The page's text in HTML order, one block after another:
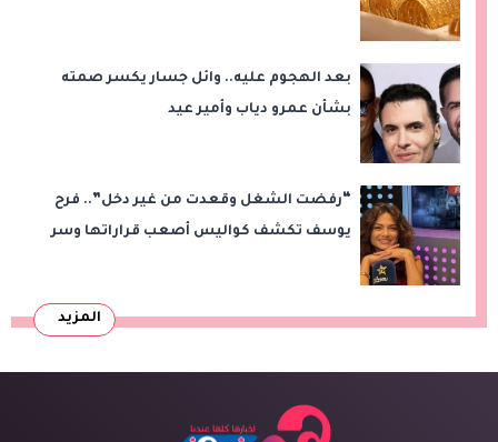
بعد الهجوم عليه.. وائل جسار يكسر صمته
بشأن عمرو دياب وأمير عيد
“رفضت الشغل وقعدت من غير دخل”.. فرح
يوسف تكشف كواليس أصعب قراراتها وسر
المزيد